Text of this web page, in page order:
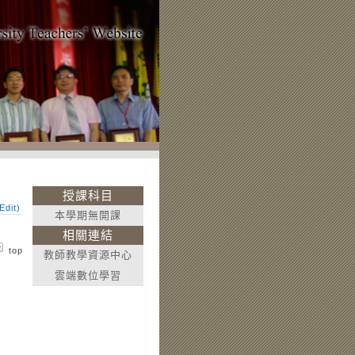
top
授課科目
本學期無開課
相關連結
教師教學資源中心
雲端數位學習